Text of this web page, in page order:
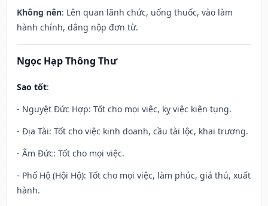
Không nên: Lên quan lãnh chức, uống thuốc, vào làm
hành chính, dâng nộp đơn từ.
Ngọc Hạp Thông Thư
Sao tốt:
- Nguyệt Đức Hợp: Tốt cho mọi việc, kỵ việc kiện tụng.
- Địa Tài: Tốt cho việc kinh doanh, cầu tài lộc, khai trương.
- Âm Đức: Tốt cho mọi việc.
- Phổ Hộ (Hội Hộ): Tốt cho mọi việc, làm phúc, giá thú, xuất
hành.